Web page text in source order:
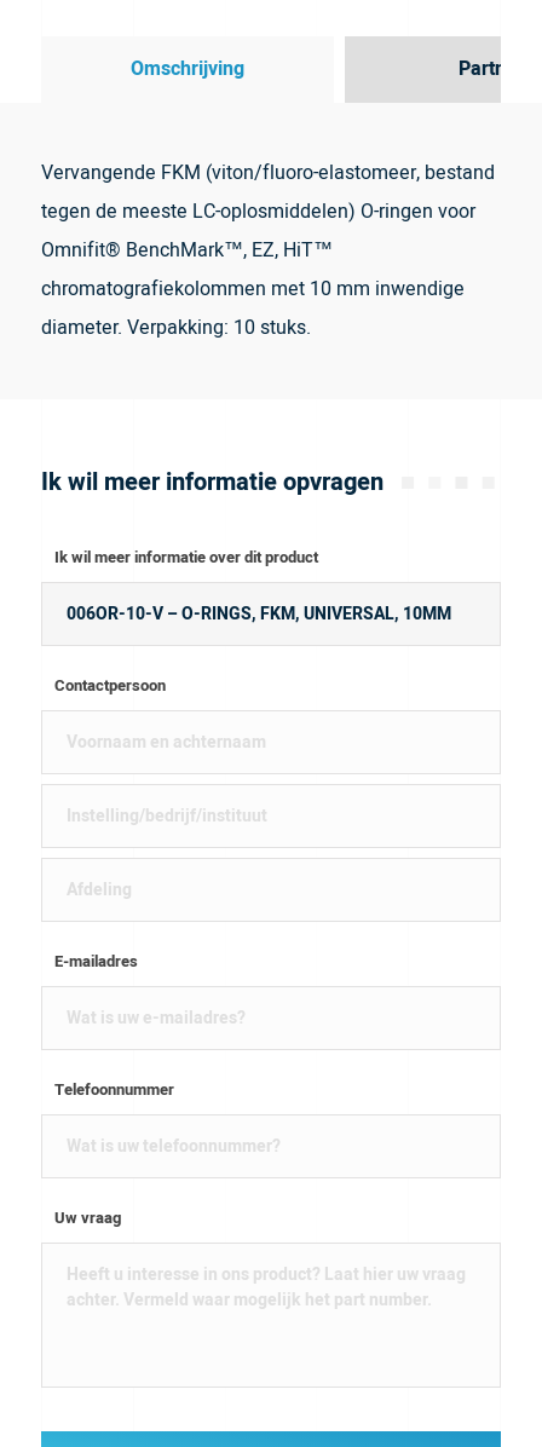
Omschrijving Partner
Vervangende FKM (viton/fluoro-elastomeer, bestand
tegen de meeste LC-oplosmiddelen) O-ringen voor
Omnifit® BenchMark™, EZ, HiT™
chromatografiekolommen met 10 mm inwendige
diameter. Verpakking: 10 stuks.
Ik wil meer informatie opvragen
Ik wil meer informatie over dit product
Contactpersoon
E-mailadres
Telefoonnummer
Uw vraag